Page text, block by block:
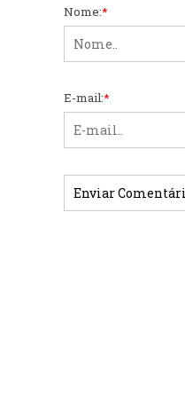
Nome:*
E-mail:*